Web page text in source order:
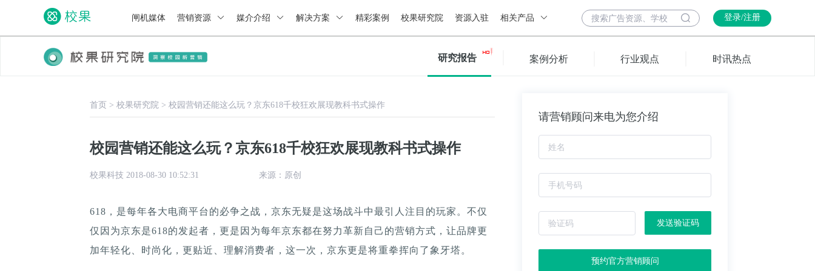
闸机媒体 营销资源 媒介介绍 解决方案 精彩案例 校果研究院 资源入驻 相关产品 登录/注册
研究报告 案例分析 行业观点 时讯热点
首页 > 校果研究院 > 校园营销还能这么玩？京东618千校狂欢展现教科书式操作
校园营销还能这么玩？京东618千校狂欢展现教科书式操作
校果科技 2018-08-30 10:52:31 来源：原创
​​​618，是每年各大电商平台的必争之战，京东无疑是这场战斗中最引人注目的玩家。不仅
仅因为京东是618的发起者，更是因为每年京东都在努力革新自己的营销方式，让品牌更
加年轻化、时尚化，更贴近、理解消费者，这一次，京东更是将重拳挥向了象牙塔。
请营销顾问来电为您介绍
发送验证码
预约官方营销顾问